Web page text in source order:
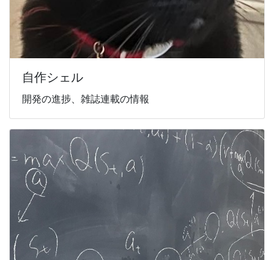
自作シェル
開発の進捗、雑誌連載の情報